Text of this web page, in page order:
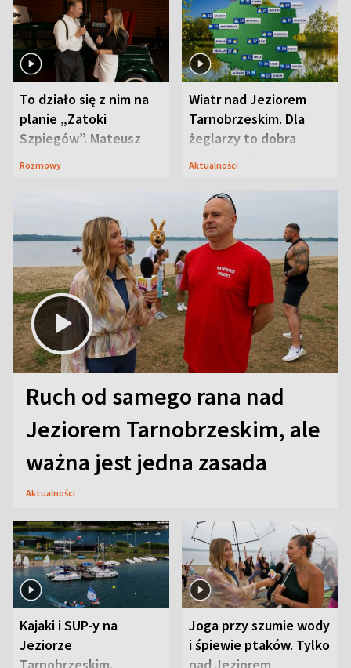
To działo się z nim na
planie „Zatoki
Szpiegów”. Mateusz
Janicki odsłonił
Rozmowy
Wiatr nad Jeziorem
Tarnobrzeskim. Dla
żeglarzy to dobra
wiadomość
Aktualności
Ruch od samego rana nad
Jeziorem Tarnobrzeskim, ale
ważna jest jedna zasada
Aktualności
Kajaki i SUP-y na
Jeziorze
Joga przy szumie wody
i śpiewie ptaków. Tylko